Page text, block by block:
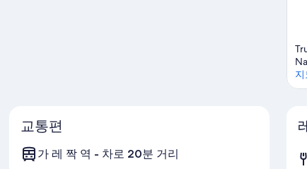
교통편
가 레 짝 역 - 차로 20분 거리